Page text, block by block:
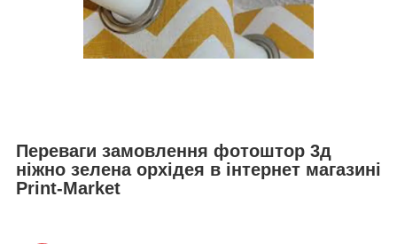
Переваги замовлення фотоштор 3д
ніжно зелена орхідея в інтернет магазині
Print-Market